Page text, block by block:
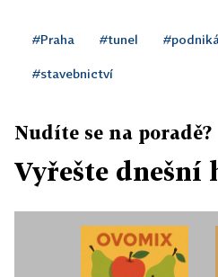
#Praha #tunel
#stavebnictví
Nudíte se na poradě?
Vyřešte dnešní